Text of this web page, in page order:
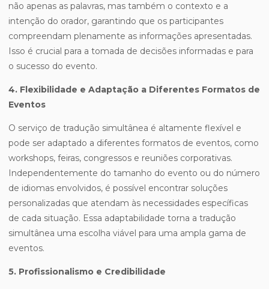
não apenas as palavras, mas também o contexto e a
intenção do orador, garantindo que os participantes
compreendam plenamente as informações apresentadas.
Isso é crucial para a tomada de decisões informadas e para
o sucesso do evento.
4. Flexibilidade e Adaptação a Diferentes Formatos de
Eventos
O serviço de tradução simultânea é altamente flexível e
pode ser adaptado a diferentes formatos de eventos, como
workshops, feiras, congressos e reuniões corporativas.
Independentemente do tamanho do evento ou do número
de idiomas envolvidos, é possível encontrar soluções
personalizadas que atendam às necessidades específicas
de cada situação. Essa adaptabilidade torna a tradução
simultânea uma escolha viável para uma ampla gama de
eventos.
5. Profissionalismo e Credibilidade